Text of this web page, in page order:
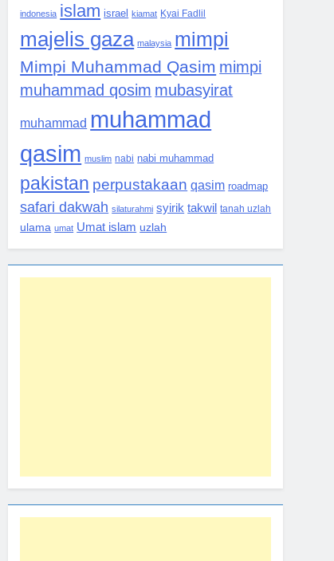
indonesia islam israel kiamat Kyai Fadlil
majelis gaza malaysia mimpi
Mimpi Muhammad Qasimmimpi
muhammad qosimmubasyirat
muhammad muhammad
qasim muslim nabi nabi muhammad
pakistan perpustakaan qasim roadmap
safari dakwah silaturahmi syirik takwil tanah uzlah
ulama umat Umat islam uzlah